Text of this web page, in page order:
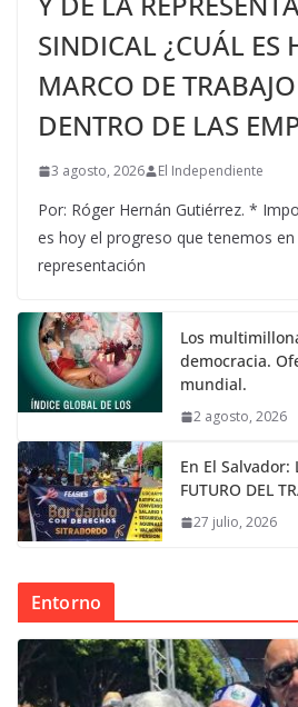
SINDICAL ¿CUÁL ES
MARCO DE
DENTRO DE LAS
3 agosto, 2026 El Independiente
Por: Róger Hernán Gutiérrez. *
es hoy el progreso que tenemos
representación
Los
democracia.
mundial.
2 agosto, 2026
En El Salvador:
FUTURO DEL
27 julio, 2026
Entorno